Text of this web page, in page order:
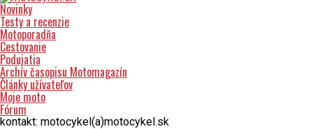
Novinky
Testy a recenzie
Motoporadňa
Cestovanie
Podujatia
Archív časopisu Motomagazín
Články užívateľov
Moje moto
Fórum
kontakt: motocykel(a)motocykel.sk